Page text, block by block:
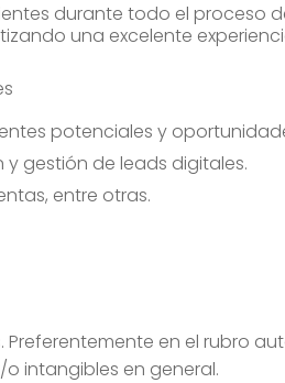
durante todo el proceso
una excelente
potenciales y
gestión de leads digitales.
entre otras.
Preferentemente en el rubro
intangibles en general.